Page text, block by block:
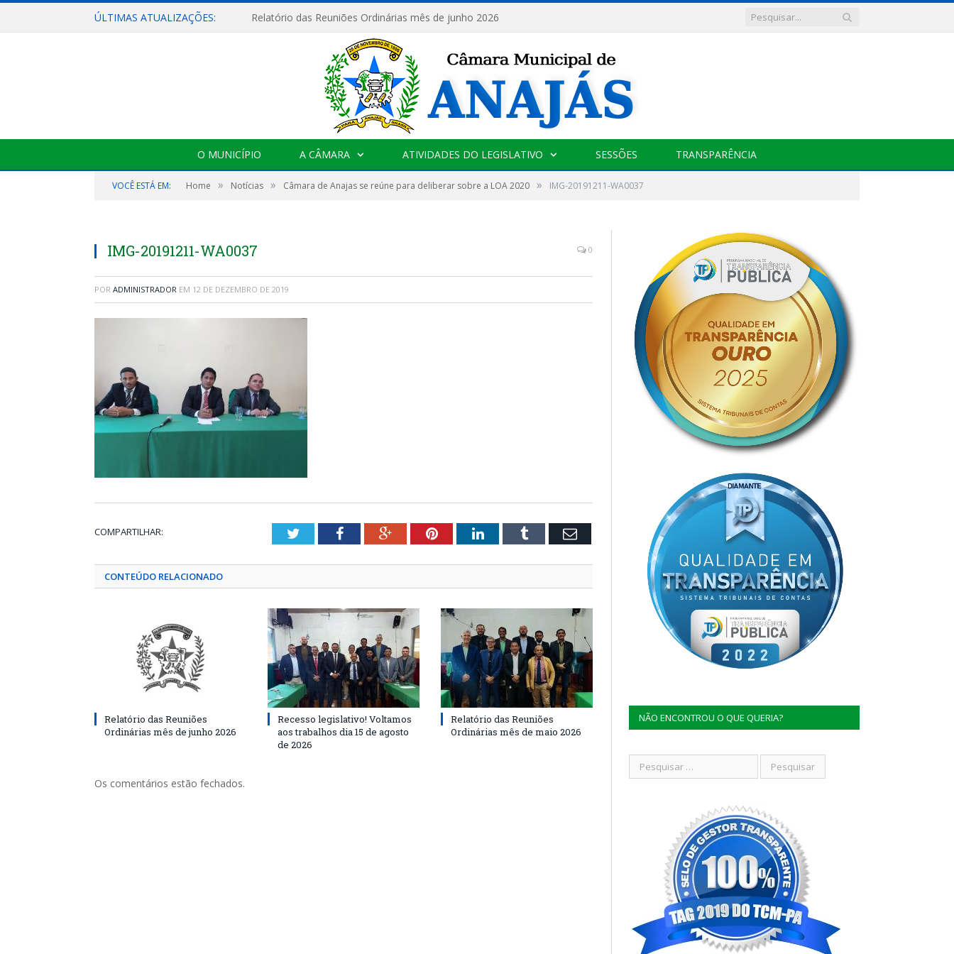
ÚLTIMAS ATUALIZAÇÕES: Relatório das Reuniões Ordinárias mês de junho 2026
O MUNICÍPIO A CÂMARA ATIVIDADES DO LEGISLATIVO SESSÕES TRANSPARÊNCIA
VOCÊ ESTÁ EM: Home » Notícias » Câmara de Anajas se reúne para deliberar sobre a LOA 2020 » IMG-20191211-WA0037
IMG-20191211-WA0037 0
POR ADMINISTRADOR EM 12 DE DEZEMBRO DE 2019
COMPARTILHAR: TwitterFacebookGoogle+PinterestLinkedInTumblr Email
CONTEÚDO RELACIONADO
Relatório das Reuniões
Ordinárias mês de junho 2026
Recesso legislativo! Voltamos
aos trabalhos dia 15 de agosto
de 2026
Relatório das Reuniões
Ordinárias mês de maio 2026
Os comentários estão fechados.
NÃO ENCONTROU O QUE QUERIA?